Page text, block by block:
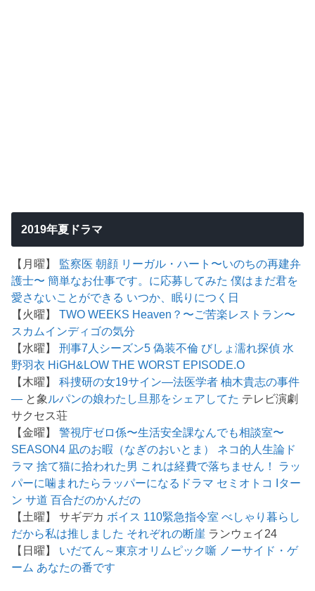
2019年夏ドラマ
【月曜】 監察医 朝顔 リーガル・ハート〜いのちの再建弁
護士〜 簡単なお仕事です。に応募してみた 僕はまだ君を
愛さないことができる いつか、眠りにつく日
【火曜】TWO WEEKS Heaven？〜ご苦楽レストラン〜
スカムインディゴの気分
【水曜】刑事7人シーズン5 偽装不倫 びしょ濡れ探偵 水
野羽衣 HiGH&LOW THE WORST EPISODE.O
【木曜】科捜研の女19サイン―法医学者 柚木貴志の事件
― と象 ルパンの娘わたし旦那をシェアしてた テレビ演劇
サクセス荘
【金曜】警視庁ゼロ係〜生活安全課なんでも相談室〜
SEASON4 凪のお暇（なぎのおいとま）
ネコ的人生論ド
ラマ 捨て猫に拾われた男 これは経費で落ちません！
ラッ
パーに噛まれたらラッパーになるドラマ セミオトコ Iター
ン サ道 百合だのかんだの
【土曜】 サギデカ ボイス 110緊急指令室 べしゃり暮らし
だから私は推しました それぞれの断崖 ランウェイ24
【日曜】 いだてん～東京オリムピック噺 ノーサイド・ゲ
ーム あなたの番です